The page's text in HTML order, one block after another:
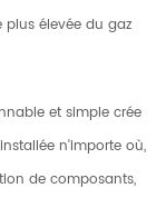
élevée du gaz
et simple crée
n'importe où,
de composants,